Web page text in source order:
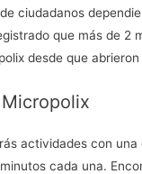
ciudadanos
que más de 2
desde que
actividades con una
cada una.